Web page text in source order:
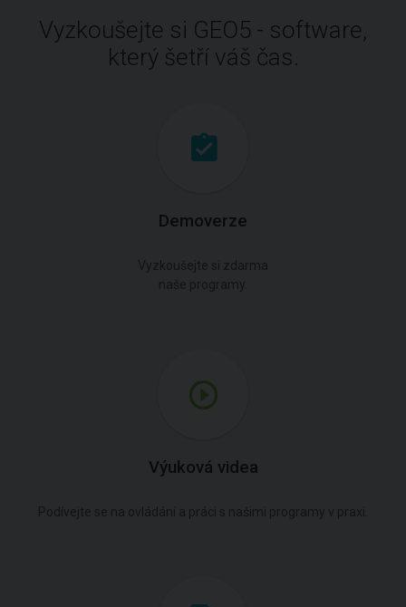
Vyzkoušejte si GEO5 - software,
který šetří váš čas.
Demoverze
Výuková videa